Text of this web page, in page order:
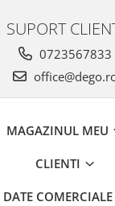
SUPORT
0723567833
MAGAZINUL MEU
CLIENTI
DATE COMERCIALE